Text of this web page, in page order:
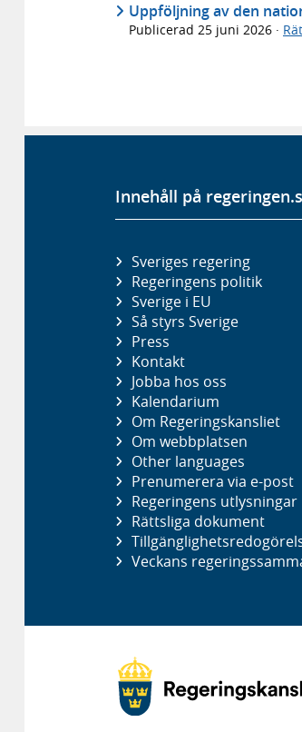
Uppföljning av den
Publicerad 25 juni 2026 ·
Innehåll på
Sveriges regering
Regeringens politik
Sverige i EU
Så styrs Sverige
Press
Kontakt
Jobba hos oss
Kalendarium
Om Regeringskansliet
Om webbplatsen
Other languages
Prenumerera via e-post
Regeringens utlysningar
Rättsliga dokument
Veckans